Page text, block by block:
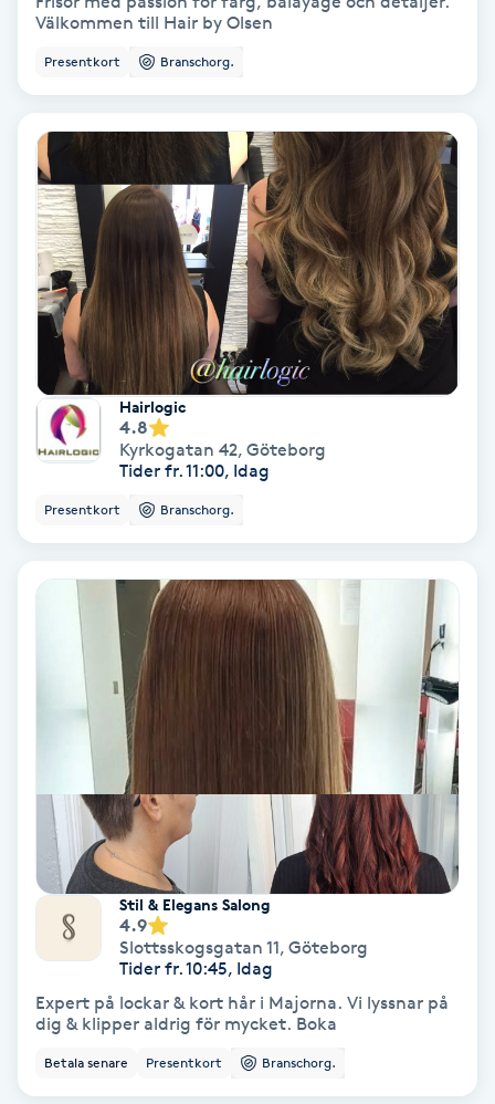
Regndroppsmassage
Reikihealing
Reiki massage
Restorative Yoga
Rosacea
Rosenmetoden
Ryggmassage
Senioryoga
Singelfransar
Sjukgymnastik
Skalpmassage
Skinbooster
Sklerosering
Skoinlägg
Skägg
Välkommen till Hair by Olsen
Presentkort Branschorg.
Hairlogic
4.8
Kyrkogatan 42, Göteborg
Tider fr. 11:00, Idag
Presentkort Branschorg.
Stil & Elegans Salong
4.9
Slottsskogsgatan 11, Göteborg
Tider fr. 10:45, Idag
Expert på lockar & kort hår i Majorna. Vi lyssnar på
dig & klipper aldrig för mycket. Boka
Betala senare Presentkort Branschorg.